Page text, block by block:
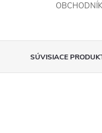
SÚVISIACE